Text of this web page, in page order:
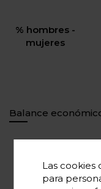
% hombres -
mujeres
Balance
Las cookies
para